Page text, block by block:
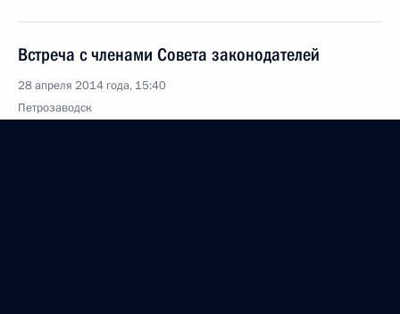
Встреча с членами Совета законодателей
28 апреля 2014 года, 15:40
Петрозаводск